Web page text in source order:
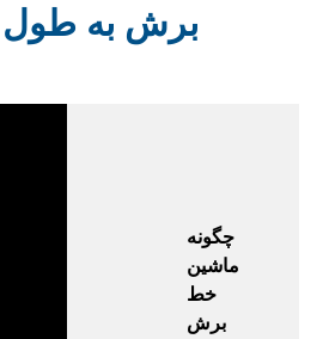
برش به
چگونه
ماشین
خط
برش